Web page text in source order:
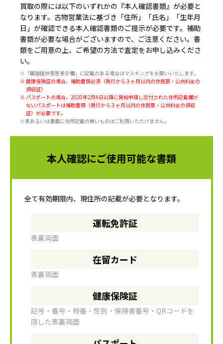
買取の際には以下のいずれかの『本人確認書類』が必要と
なります。古物営業法に基づき 「住所」「氏名」「生年月
日」が確認できる本人確認書類のご提示が必要です。補助
書類が必要な場合がございますので、ご注意ください。書
類をご用意の上、ご希望の方法で査定をお申し込みくださ
い。
※「臓器提供意思表示欄」に記載のある場合はマスキングをお願いいたします。
※ 健康保険証の場合、補助書類必須（発行から３ヶ月以内の住民票・公共料金の
領収証）
※ パスポートの場合、2020年2月4日以降に発給申請し交付された住所記載欄が
ないパスポートは補助書類（発行から３ヶ月以内の住民票・公共料金の領収
証）が必要です。
※表あるいは裏面に住所記載の無いものはご利用いただけません。
本人確認にご使用可能な書類
全て有効期限内、現住所の記載が必要となります。
運転免許証
表裏両面
在留カード
表裏両面
健康保険証
記号・番号・枝番・性別・保険者番号・QRコードを
隠した表裏両面